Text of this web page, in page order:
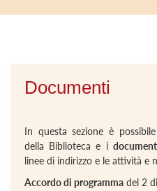
Documenti
In questa sezione è
della Biblioteca e i
linee di indirizzo e le attività e
Accordo di programma del 2